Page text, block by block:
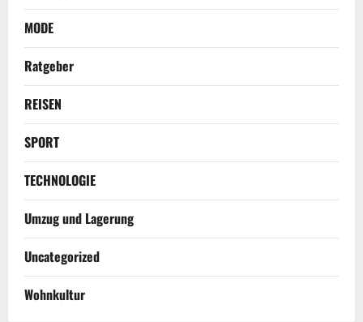
MODE
Ratgeber
REISEN
SPORT
TECHNOLOGIE
Umzug und Lagerung
Uncategorized
Wohnkultur